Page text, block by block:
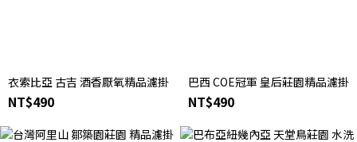
衣索比亞 古吉 酒香厭氧精品濾掛
NT$490
巴西 COE冠軍 皇后莊園精品濾掛
NT$490